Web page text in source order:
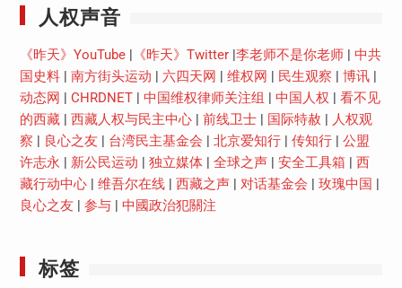
人权声音
《昨天》YouTube| 《昨天》Twitter|李老师不是你老师| 中共
国史料| 南方街头运动 | 六四天网 | 维权网 | 民生观察 | 博讯|
动态网 | CHRDNET| 中国维权律师关注组 | 中国人权 | 看不见
的西藏| 西藏人权与民主中心| 前线卫士| 国际特赦 | 人权观
察 | 良心之友 | 台湾民主基金会 | 北京爱知行| 传知行| 公盟
许志永 | 新公民运动 | 独立媒体| 全球之声| 安全工具箱 | 西
藏行动中心| 维吾尔在线| 西藏之声| 对话基金会 | 玫瑰中国 |
良心之友 | 参与| 中國政治犯關注
标签